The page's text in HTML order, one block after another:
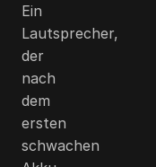
Ein
Lautsprecher,
der
nach
dem
ersten
schwachen